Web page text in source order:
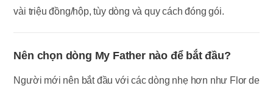
vài triệu đồng/hộp, tùy dòng và quy cách đóng gói.
Nên chọn dòng My Father nào để bắt đầu?
Người mới nên bắt đầu với các dòng nhẹ hơn như Flor de